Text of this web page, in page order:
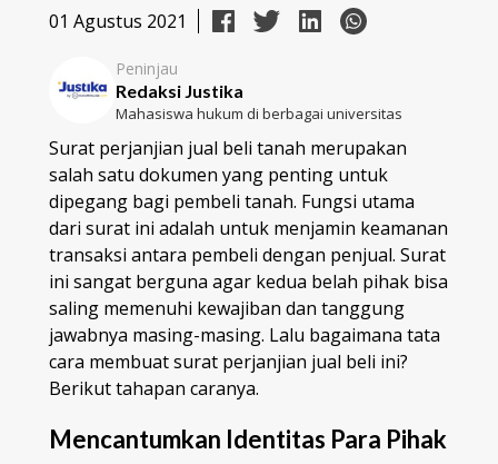
01 Agustus 2021
Peninjau
Redaksi Justika
Mahasiswa hukum di berbagai universitas
Surat perjanjian jual beli tanah merupakan
salah satu dokumen yang penting untuk
dipegang bagi pembeli tanah. Fungsi utama
dari surat ini adalah untuk menjamin keamanan
transaksi antara pembeli dengan penjual. Surat
ini sangat berguna agar kedua belah pihak bisa
saling memenuhi kewajiban dan tanggung
jawabnya masing-masing. Lalu bagaimana tata
cara membuat surat perjanjian jual beli ini?
Berikut tahapan caranya.
Mencantumkan Identitas Para Pihak